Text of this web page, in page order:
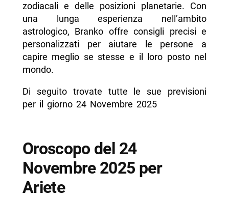
- Oroscopo del 24 Novembre 2025 per Bilancia
- Oroscopo del 24 Novembre 2025 per
Scorpione
- Oroscopo del 24 Novembre 2025 per
Sagittario
- Oroscopo del 24 Novembre 2025 per
Capricorno
- Oroscopo del 24 Novembre 2025 per Pesci
-- Scopri di più da Napolike.it
zodiacali e delle posizioni planetarie. Con
una lunga esperienza nell’ambito
astrologico, Branko offre consigli precisi e
personalizzati per aiutare le persone a
capire meglio se stesse e il loro posto nel
mondo.
Di seguito trovate tutte le sue previsioni
per il giorno 24 Novembre 2025
Oroscopo del 24
Novembre 2025 per
Ariete